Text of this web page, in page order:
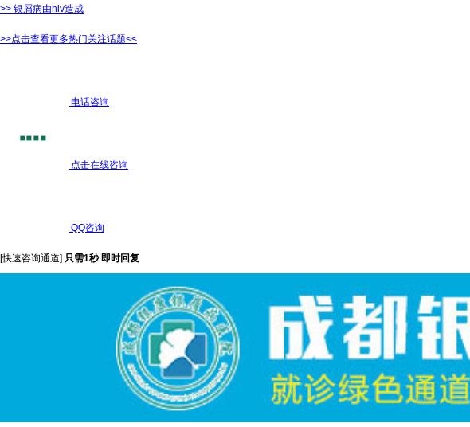
>> 银屑病由hiv造成
>>点击查看更多热门关注话题<<
电话咨询
点击在线咨询
QQ咨询
[快速咨询通道] 只需1秒 即时回复